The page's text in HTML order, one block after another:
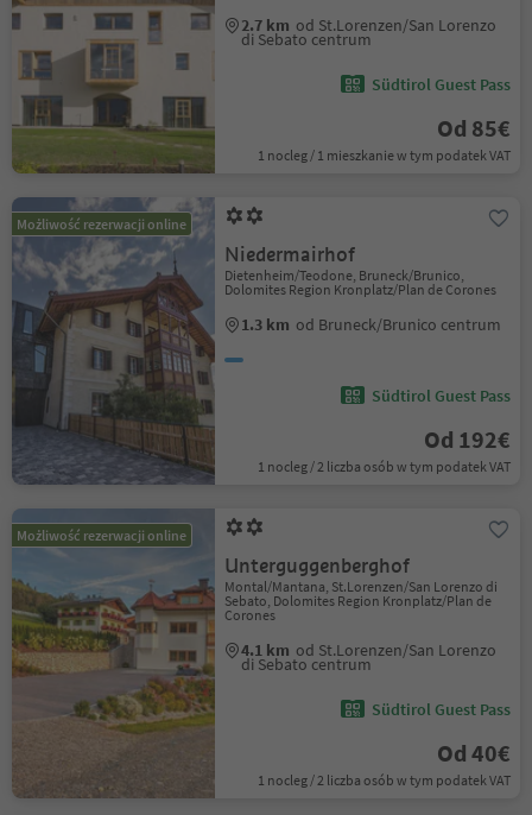
2.7 km od St.Lorenzen/San Lorenzo
di Sebato centrum
Südtirol Guest Pass
Od 85€
1 nocleg / 1 mieszkanie w tym podatek VAT
Możliwość rezerwacji online
Niedermairhof
Dietenheim/Teodone, Bruneck/Brunico,
Dolomites Region Kronplatz/Plan de Corones
1.3 km od Bruneck/Brunico centrum
Südtirol Guest Pass
Od 192€
1 nocleg / 2 liczba osób w tym podatek VAT
Możliwość rezerwacji online
Unterguggenberghof
Montal/Mantana, St.Lorenzen/San Lorenzo di
Sebato, Dolomites Region Kronplatz/Plan de
Corones
4.1 km od St.Lorenzen/San Lorenzo
di Sebato centrum
Südtirol Guest Pass
Od 40€
1 nocleg / 2 liczba osób w tym podatek VAT